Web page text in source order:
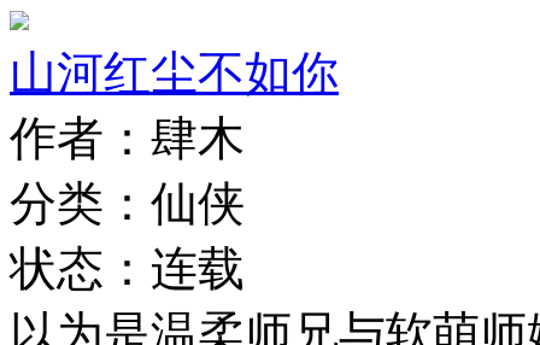
山河红尘不如你
作者：肆木
分类：仙侠
状态：连载
以为是温柔师兄与软